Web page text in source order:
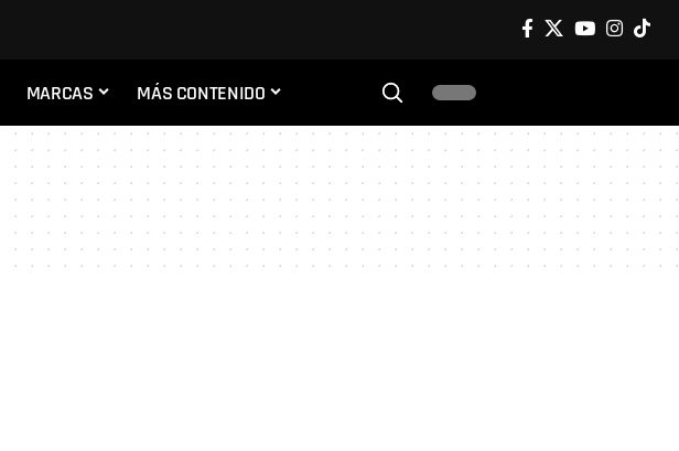
MARCAS MÁS CONTENIDO